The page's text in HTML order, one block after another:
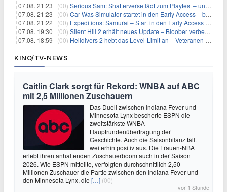
07.08. 21:23 | (00) Serious Sam: Shatterverse lädt zum Playtest – und erscheint schon bald!
07.08. 21:23 | (00) Car Was Simulator startet in den Early Access – bald gehts los!
07.08. 21:22 | (00) Expeditions: Samurai – Start in den Early Access ab heute im feudalen Japan
07.08. 19:30 | (00) Silent Hill 2 erhält neues Update – Bloober verbessert Grafik und Performance
07.08. 18:59 | (00) Helldivers 2 hebt das Level-Limit an – Veteranen können endlich weiter aufsteigen
KINO/TV-NEWS
Caitlin Clark sorgt für Rekord: WNBA auf ABC
mit 2,5 Millionen Zuschauern
Das Duell zwischen Indiana Fever und
Minnesota Lynx bescherte ESPN die
zweitstärkste WNBA-
Hauptrundenübertragung der
Geschichte. Auch die Saisonbilanz fällt
weiterhin positiv aus. Die Frauen-NBA
erlebt ihren anhaltenden Zuschauerboom auch in der Saison
2026. Wie ESPN mitteilte, verfolgten durchschnittlich 2,50
Millionen Zuschauer die Partie zwischen den Indiana Fever und
den Minnesota Lynx, die […] (00)
vor 1 Stunde